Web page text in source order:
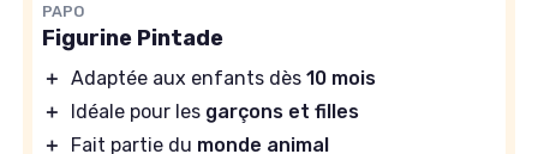
PAPO
Figurine Pintade
＋ Adaptée aux enfants dès 10 mois
＋
Idéale pour les garçons et filles
＋
Fait partie du monde animal